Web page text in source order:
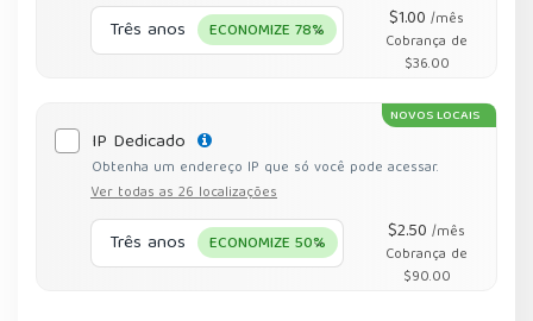
Três anos ECONOMIZE 78% $1.00/mês
Cobrança de
$36.00
NOVOS LOCAIS
IP Dedicado
Obtenha um endereço IP que só você pode acessar.
Ver todas as 26 localizações
Três anos ECONOMIZE 50% $2.50/mês
Cobrança de
$90.00